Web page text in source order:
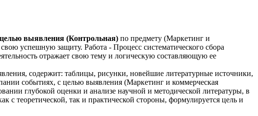
выявления (Контрольная) по предмету (Маркетинг и
успешную защиту. Работа - Процесс систематического сбора
отражает свою тему и логическую составляющую ее
содержит: таблицы, рисунки, новейшие литературные источники,
событиях, с целью выявления (Маркетинг и коммерческая
глубокой оценки и анализе научной и методической литературы, в
с теоретической, так и практической стороны, формулируется цель и